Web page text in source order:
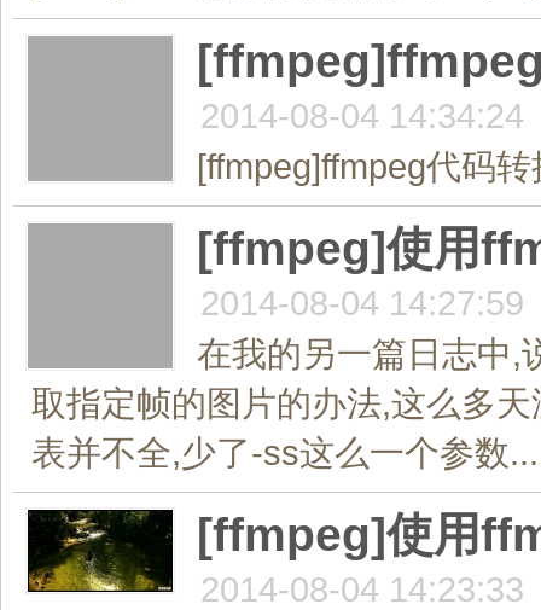
[ffmpeg]ffmpeg
2014-08-04 14:34:24
[ffmpeg]ffmpeg代码
[ffmpeg]使用
2014-08-04 14:27:59
在我的另一篇日志中,
取指定帧的图片的办法,这么多
表并不全,少了-ss这么一个参数...
[ffmpeg]使用
2014-08-04 14:23:33